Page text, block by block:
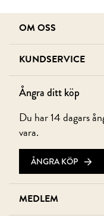
OM OSS
KUNDSERVICE
Ångra ditt köp
Du har 14 dagars
vara.
ÅNGRA KÖP
MEDLEM